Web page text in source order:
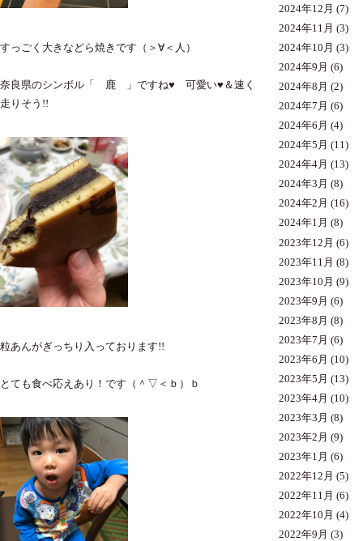
すっごく大きなどら焼きです（＞∀＜人）
奈良県のシンボル「 鹿 」ですね♥ 可愛い♥＆速く
走りそう!!
粒あんがぎっちり入っております!!
とても食べ応えあり！です（＾▽＜ｂ）ｂ
2024年12月 (7)
2024年11月 (3)
2024年10月 (3)
2024年9月 (6)
2024年8月 (2)
2024年7月 (6)
2024年6月 (4)
2024年5月 (11)
2024年4月 (13)
2024年3月 (8)
2024年2月 (16)
2024年1月 (8)
2023年12月 (6)
2023年11月 (8)
2023年10月 (9)
2023年9月 (6)
2023年8月 (8)
2023年7月 (6)
2023年6月 (10)
2023年5月 (13)
2023年4月 (10)
2023年3月 (8)
2023年2月 (9)
2023年1月 (6)
2022年12月 (5)
2022年11月 (6)
2022年10月 (4)
2022年9月 (3)